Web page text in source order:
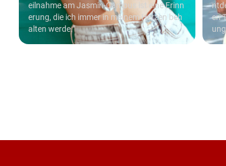
eilnahme am Jasmin-Campus ist eine Erinn
erung, die ich immer in meinem Herzen beh
alten werde.”
en